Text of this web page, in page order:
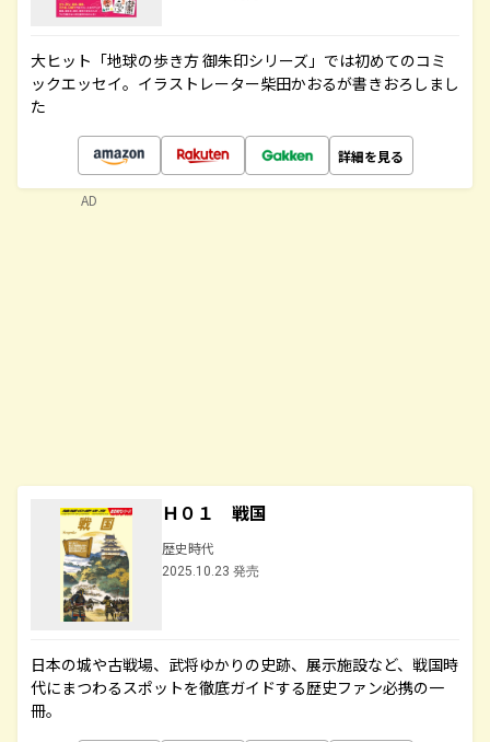
大ヒット「地球の歩き方 御朱印シリーズ」では初めてのコミ
ックエッセイ。イラストレーター柴田かおるが書きおろしまし
た
詳細を見る
Ｈ０１ 戦国
歴史時代
2025.10.23 発売
日本の城や古戦場、武将ゆかりの史跡、展示施設など、戦国時
代にまつわるスポットを徹底ガイドする歴史ファン必携の一
冊。
AD